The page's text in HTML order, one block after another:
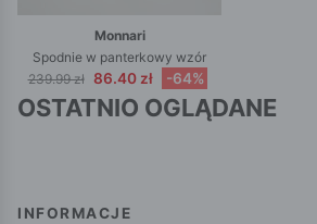
Monnari
Spodnie w panterkowy wzór
239.99 zł 86.40 zł -64%
OSTATNIO OGLĄDANE
INFORMACJE